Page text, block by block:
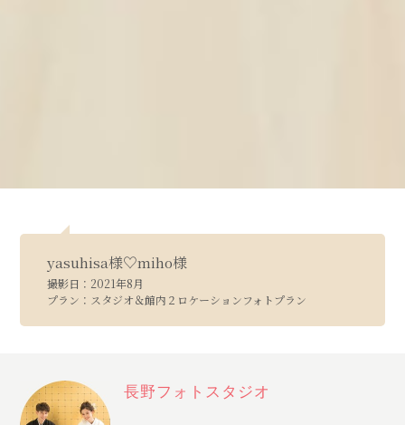
yasuhisa様♡miho様
撮影日：2021年8月
プラン：スタジオ＆館内２ロケーションフォトプラン
長野フォトスタジオ